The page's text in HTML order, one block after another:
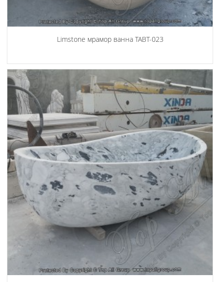
Limstone мрамор ванна TABT-023